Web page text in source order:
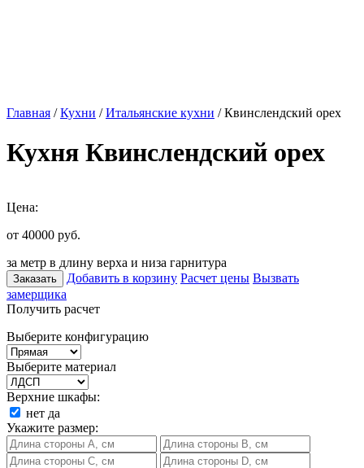
Главная /Кухни /Итальянские кухни / Квинслендский орех
Кухня Квинслендский орех
Цена:
от 40000 руб.
за метр в длину верха и низа гарнитура
Заказать Добавить в корзину Расчет цены Вызвать
замерщика
Получить расчет
Выберите конфигурацию
Выберите материал
Верхние шкафы:
нет да
Укажите размер: